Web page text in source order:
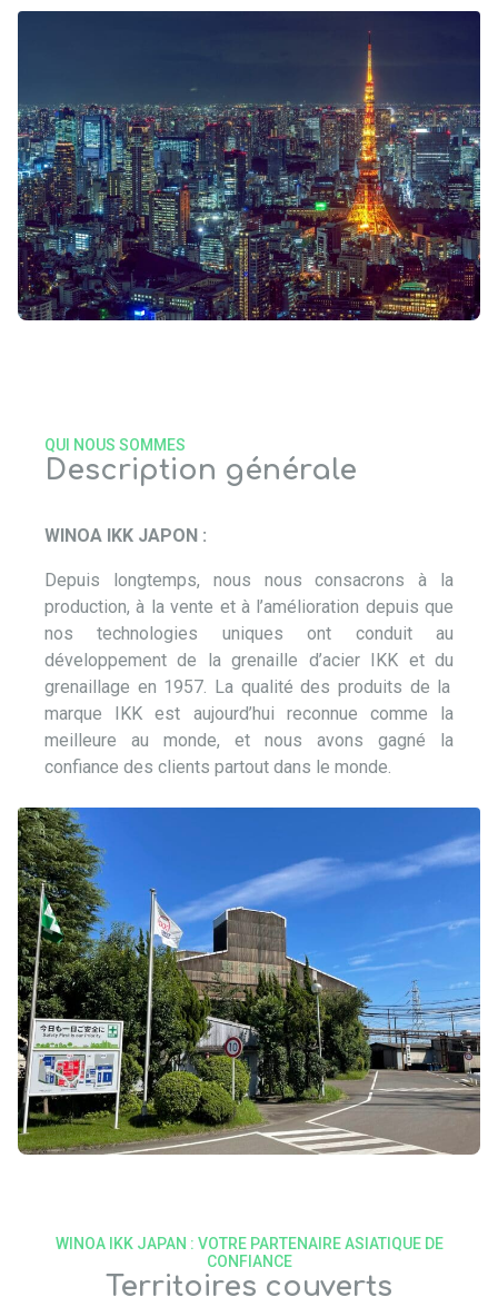
Description générale
QUI NOUS SOMMES
WINOA IKK JAPON :
Depuis longtemps, nous nous consacrons à la
production, à la vente et à l’amélioration depuis que
nos technologies uniques ont conduit au
développementde la grenaille d’acier IKK et du
grenaillage en 1957. La qualité des produits de la
marque IKK est aujourd’hui reconnue comme la
meilleure au monde, et nous avons gagné la
confiance des clients partout dans le monde.
Territoires couverts
WINOA IKK JAPAN : VOTRE PARTENAIRE ASIATIQUE DE
CONFIANCE